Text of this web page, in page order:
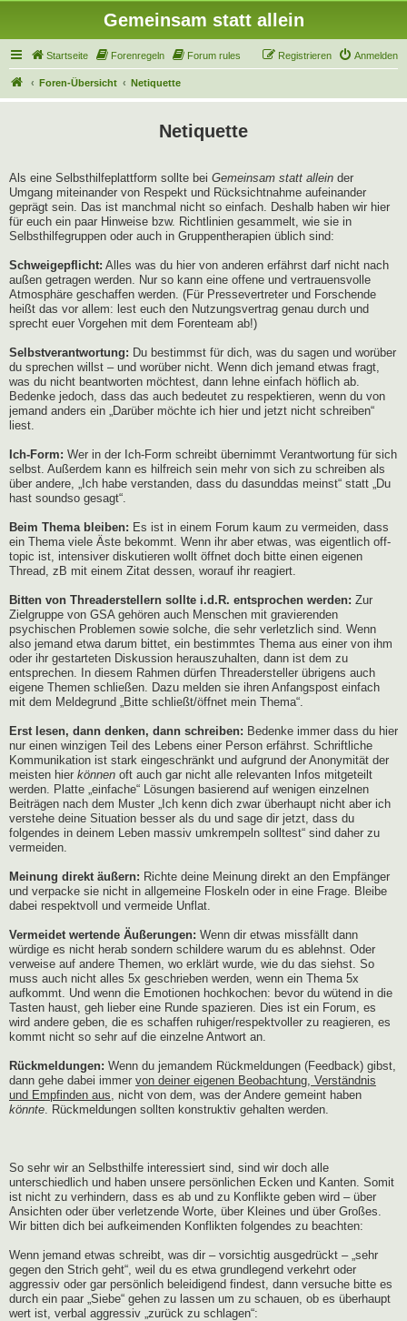
Gemeinsam statt allein
Startseite Forenregeln Forum rules Anmelden
Registrieren
Foren-Übersicht Netiquette
Netiquette
Als eine Selbsthilfeplattform sollte bei Gemeinsam statt allein der
Umgang miteinander von Respekt und Rücksichtnahme aufeinander
geprägt sein. Das ist manchmal nicht so einfach. Deshalb haben wir hier
für euch ein paar Hinweise bzw. Richtlinien gesammelt, wie sie in
Selbsthilfegruppen oder auch in Gruppentherapien üblich sind:
Schweigepflicht: Alles was du hier von anderen erfährst darf nicht nach
außen getragen werden. Nur so kann eine offene und vertrauensvolle
Atmosphäre geschaffen werden. (Für Pressevertreter und Forschende
heißt das vor allem: lest euch den Nutzungsvertrag genau durch und
sprecht euer Vorgehen mit dem Forenteam ab!)
Selbstverantwortung: Du bestimmst für dich, was du sagen und worüber
du sprechen willst – und worüber nicht. Wenn dich jemand etwas fragt,
was du nicht beantworten möchtest, dann lehne einfach höflich ab.
Bedenke jedoch, dass das auch bedeutet zu respektieren, wenn du von
jemand anders ein „Darüber möchte ich hier und jetzt nicht schreiben“
liest.
Ich-Form: Wer in der Ich-Form schreibt übernimmt Verantwortung für sich
selbst. Außerdem kann es hilfreich sein mehr von sich zu schreiben als
über andere, „Ich habe verstanden, dass du dasunddas meinst“ statt „Du
hast soundso gesagt“.
Beim Thema bleiben: Es ist in einem Forum kaum zu vermeiden, dass
ein Thema viele Äste bekommt. Wenn ihr aber etwas, was eigentlich off-
topic ist, intensiver diskutieren wollt öffnet doch bitte einen eigenen
Thread, zB mit einem Zitat dessen, worauf ihr reagiert.
Bitten von Threaderstellern sollte i.d.R. entsprochen werden: Zur
Zielgruppe von GSA gehören auch Menschen mit gravierenden
psychischen Problemen sowie solche, die sehr verletzlich sind. Wenn
also jemand etwa darum bittet, ein bestimmtes Thema aus einer von ihm
oder ihr gestarteten Diskussion herauszuhalten, dann ist dem zu
entsprechen. In diesem Rahmen dürfen Threadersteller übrigens auch
eigene Themen schließen. Dazu melden sie ihren Anfangspost einfach
mit dem Meldegrund „Bitte schließt/öffnet mein Thema“.
Erst lesen, dann denken, dann schreiben: Bedenke immer dass du hier
nur einen winzigen Teil des Lebens einer Person erfährst. Schriftliche
Kommunikation ist stark eingeschränkt und aufgrund der Anonymität der
meisten hier können oft auch gar nicht alle relevanten Infos mitgeteilt
werden. Platte „einfache“ Lösungen basierend auf wenigen einzelnen
Beiträgen nach dem Muster „Ich kenn dich zwar überhaupt nicht aber ich
verstehe deine Situation besser als du und sage dir jetzt, dass du
folgendes in deinem Leben massiv umkrempeln solltest“ sind daher zu
vermeiden.
Meinung direkt äußern: Richte deine Meinung direkt an den Empfänger
und verpacke sie nicht in allgemeine Floskeln oder in eine Frage. Bleibe
dabei respektvoll und vermeide Unflat.
Vermeidet wertende Äußerungen: Wenn dir etwas missfällt dann
würdige es nicht herab sondern schildere warum du es ablehnst. Oder
verweise auf andere Themen, wo erklärt wurde, wie du das siehst. So
muss auch nicht alles 5x geschrieben werden, wenn ein Thema 5x
aufkommt. Und wenn die Emotionen hochkochen: bevor du wütend in die
Tasten haust, geh lieber eine Runde spazieren. Dies ist ein Forum, es
wird andere geben, die es schaffen ruhiger/respektvoller zu reagieren, es
kommt nicht so sehr auf die einzelne Antwort an.
Rückmeldungen: Wenn du jemandem Rückmeldungen (Feedback) gibst,
dann gehe dabei immer von deiner eigenen Beobachtung, Verständnis
und Empfinden aus, nicht von dem, was der Andere gemeint haben
könnte. Rückmeldungen sollten konstruktiv gehalten werden.
So sehr wir an Selbsthilfe interessiert sind, sind wir doch alle
unterschiedlich und haben unsere persönlichen Ecken und Kanten. Somit
ist nicht zu verhindern, dass es ab und zu Konflikte geben wird – über
Ansichten oder über verletzende Worte, über Kleines und über Großes.
Wir bitten dich bei aufkeimenden Konflikten folgendes zu beachten:
Wenn jemand etwas schreibt, was dir – vorsichtig ausgedrückt – „sehr
gegen den Strich geht“, weil du es etwa grundlegend verkehrt oder
aggressiv oder gar persönlich beleidigend findest, dann versuche bitte es
durch ein paar „Siebe“ gehen zu lassen um zu schauen, ob es überhaupt
wert ist, verbal aggressiv „zurück zu schlagen“: